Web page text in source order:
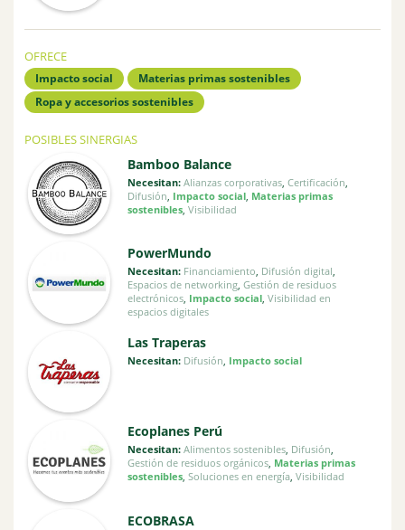
OFRECE
Impacto social
Materias primas sostenibles
Ropa y accesorios sostenibles
POSIBLES SINERGIAS
Bamboo Balance
Necesitan: Alianzas corporativas, Certificación
Difusión Impacto social, Materias primas
sostenibles, Visibilidad
PowerMundo
Necesitan: Financiamiento, Difusión digital,
Espacios de networking, Gestión de residuos
electrónicos, Impacto social, Visibilidad en
espacios digitales
Las Traperas
Necesitan: Difusión Impacto social
Ecoplanes Perú
Necesitan: Alimentos sostenibles, Difusión,
Gestión de residuos orgánicos, Materias primas
sostenibles, Soluciones en energía, Visibilidad
ECOBRASA